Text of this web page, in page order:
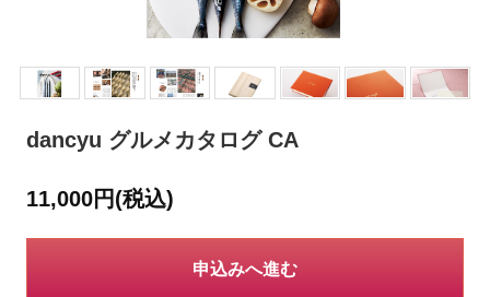
dancyu グルメカタログ CA
11,000円(税込)
申込みへ進む